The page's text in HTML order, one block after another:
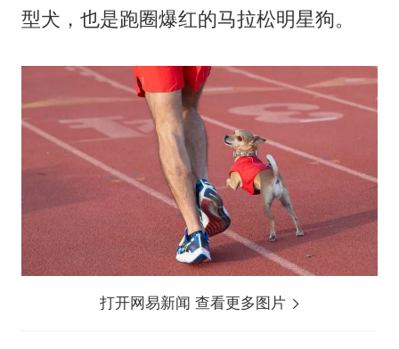
型犬，也是跑圈爆红的马拉松明星狗。
打开网易新闻 查看更多图片